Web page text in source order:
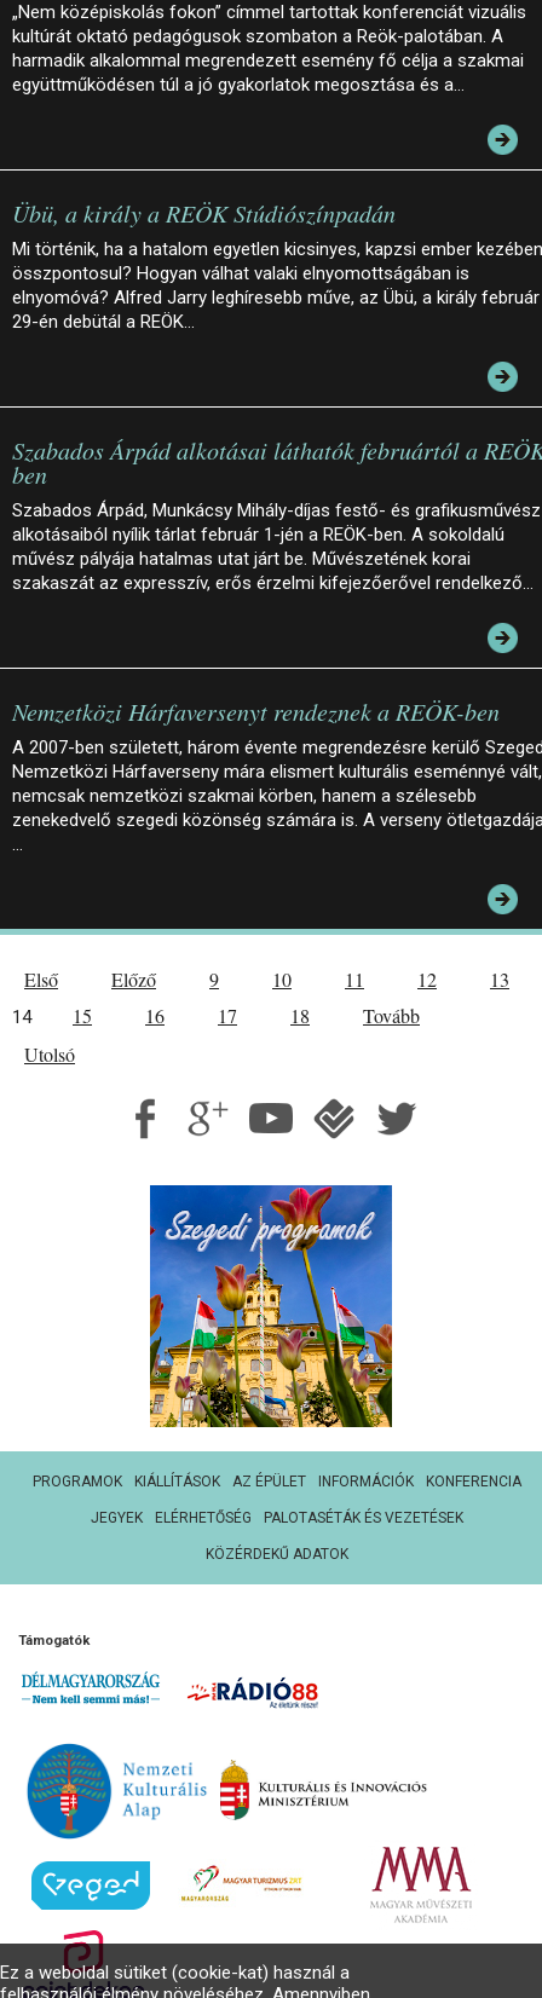
„Nem középiskolás fokon” címmel tartottak konferenciát vizuális
kultúrát oktató pedagógusok szombaton a Reök-palotában. A
harmadik alkalommal megrendezett esemény fő célja a szakmai
együttműködésen túl a jó gyakorlatok megosztása és a…
Übü, a király a REÖK Stúdiószínpadán
Mi történik, ha a hatalom egyetlen kicsinyes, kapzsi ember kezében
összpontosul? Hogyan válhat valaki elnyomottságában is
elnyomóvá? Alfred Jarry leghíresebb műve, az Übü, a király február
29-én debütál a REÖK…
Szabados Árpád alkotásai láthatók februártól a
ben
Szabados Árpád, Munkácsy Mihály-díjas festő- és grafikusművész
alkotásaiból nyílik tárlat február 1-jén a REÖK-ben. A sokoldalú
művész pályája hatalmas utat járt be. Művészetének korai
szakaszát az expresszív, erős érzelmi kifejezőerővel rendelkező…
Nemzetközi Hárfaversenyt rendeznek a REÖK-ben
A 2007-ben született, három évente megrendezésre kerülő
Nemzetközi Hárfaverseny mára elismert kulturális eseménnyé vált,
nemcsak nemzetközi szakmai körben, hanem a szélesebb
zenekedvelő szegedi közönség számára is. A verseny
…
Első Előző 9 10 11 12 13
14 15 16 17 18
Tovább
Utolsó
PROGRAMOK KIÁLLÍTÁSOK AZ ÉPÜLET INFORMÁCIÓK KONFERENCIA
JEGYEK ELÉRHETŐSÉG PALOTASÉTÁK ÉS VEZETÉSEK
KÖZÉRDEKŰ ADATOK
Támogatók
Ez a weboldal sütiket (cookie-kat) használ a